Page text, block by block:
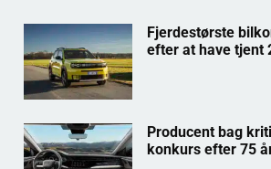
Fjerdestørste
efter at have tjent
Producent bag
konkurs efter 75